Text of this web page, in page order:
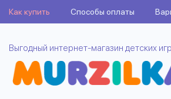
Как купить Способы оплаты
Выгодный интернет-магазин детских